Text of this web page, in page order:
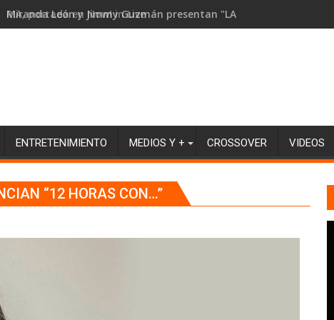
RIA, portada en Now! in Live
ENTRETENIMIENTO MEDIOS Y + CROSSOVER VIDEOS
“12 HORAS CON…”